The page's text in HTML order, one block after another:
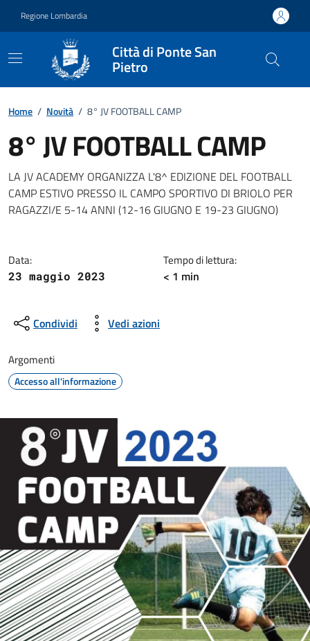
Regione Lombardia
Città di Ponte San
Pietro
Home / Novità / 8° JV FOOTBALL CAMP
8° JV FOOTBALL CAMP
Dettagli della notizia
LA JV ACADEMY ORGANIZZA L'8^ EDIZIONE DEL FOOTBALL
CAMP ESTIVO PRESSO IL CAMPO SPORTIVO DI BRIOLO PER
RAGAZZI/E 5-14 ANNI (12-16 GIUGNO E 19-23 GIUGNO)
Data:
23 maggio 2023
Tempo di lettura:
< 1 min
Condividi Vedi azioni
Argomenti
Accesso all'informazione